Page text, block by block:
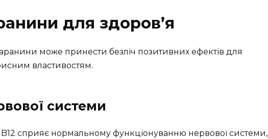
для здоров’я
може принести безліч позитивних ефектів для
властивостям.
системи
B12 сприяє нормальному функціонуванню нервової системи,